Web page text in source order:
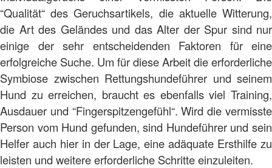
“Qualität“ des Geruchsartikels, die aktuelle Witterung,
die Art des Geländes und das Alter der Spur sind nur
einige der sehr entscheidenden Faktoren für eine
erfolgreiche Suche. Um für diese Arbeit die erforderliche
Symbiose zwischen Rettungshundeführer und seinem
Hund zu erreichen, braucht es ebenfalls viel Training,
Ausdauer und “Fingerspitzengefühl“. Wird die vermisste
Person vom Hund gefunden, sind Hundeführer und sein
Helfer auch hier in der Lage, eine adäquate Ersthilfe zu
leisten und weitere erforderliche Schritte einzuleiten.